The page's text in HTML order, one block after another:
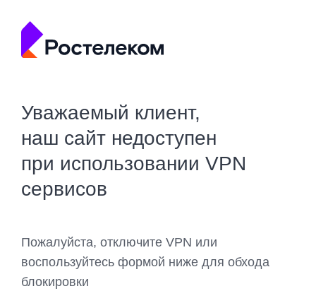
Уважаемый клиент,
наш сайт недоступен
при использовании VPN
сервисов
Пожалуйста, отключите VPN или
воспользуйтесь формой ниже для обхода
блокировки